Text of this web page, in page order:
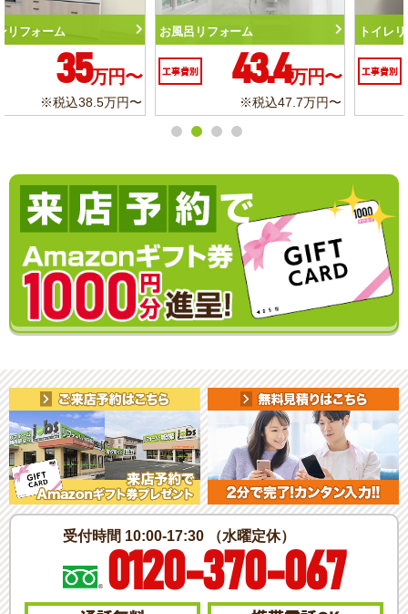
トイレリフォーム
10.3 万円〜
※税込11.3万円〜
洗面化粧台リフォーム
工事費別 6.2 万円〜
※税込6.8万円〜
受付時間 10:00-17:30 （水曜定休）
0120-370-067